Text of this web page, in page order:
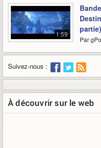
1:59
partie)
Par
Suivez-nous :
À découvrir sur le web